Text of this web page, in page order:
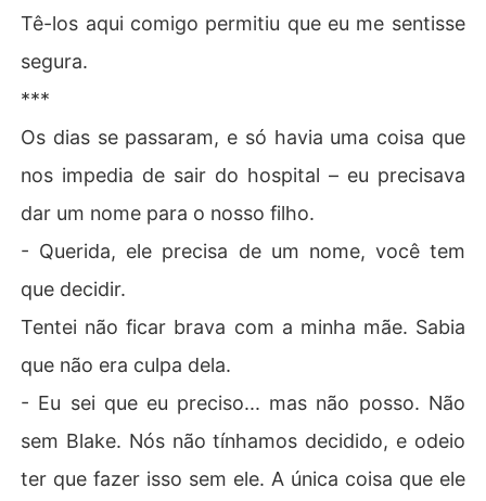
Tê-los aqui comigo permitiu que eu me sentisse
segura.
***
Os dias se passaram, e só havia uma coisa que
nos impedia de sair do hospital – eu precisava
dar um nome para o nosso filho.
- Querida, ele precisa de um nome, você tem
que decidir.
Tentei não ficar brava com a minha mãe. Sabia
que não era culpa dela.
- Eu sei que eu preciso... mas não posso. Não
sem Blake. Nós não tínhamos decidido, e odeio
ter que fazer isso sem ele. A única coisa que ele